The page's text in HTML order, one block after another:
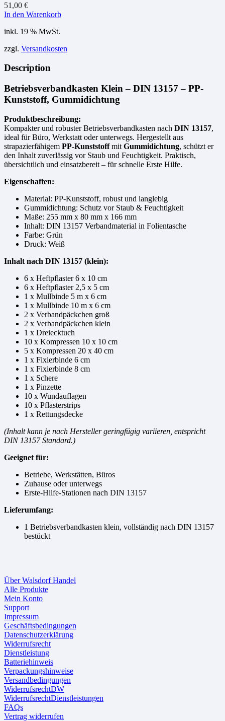
51,00 €
In den Warenkorb
inkl. 19 % MwSt.
zzgl. Versandkosten
Description
Betriebsverbandkasten Klein – DIN 13157 – PP-
Kunststoff, Gummidichtung
Produktbeschreibung:
Kompakter und robuster Betriebsverbandkasten nach DIN 13157,
ideal für Büro, Werkstatt oder unterwegs. Hergestellt aus
strapazierfähigem PP-Kunststoffmit Gummidichtung, schützt er
den Inhalt zuverlässig vor Staub und Feuchtigkeit. Praktisch,
übersichtlich und einsatzbereit – für schnelle Erste Hilfe.
Eigenschaften:
Material: PP-Kunststoff, robust und langlebig
Gummidichtung: Schutz vor Staub & Feuchtigkeit
Maße: 255 mm x 80 mm x 166 mm
Inhalt: DIN 13157 Verbandmaterial in Folientasche
Farbe: Grün
Druck: Weiß
Inhalt nach DIN 13157 (klein):
6 x Heftpflaster 6 x 10 cm
6 x Heftpflaster 2,5 x 5 cm
1 x Mullbinde 5 m x 6 cm
1 x Mullbinde 10 m x 6 cm
2 x Verbandpäckchen groß
2 x Verbandpäckchen klein
1 x Dreiecktuch
10 x Kompressen 10 x 10 cm
5 x Kompressen 20 x 40 cm
1 x Fixierbinde 6 cm
1 x Fixierbinde 8 cm
1 x Schere
1 x Pinzette
10 x Wundauflagen
10 x Pflasterstrips
1 x Rettungsdecke
(Inhalt kann je nach Hersteller geringfügig variieren, entspricht
DIN 13157 Standard.)
Geeignet für:
Betriebe, Werkstätten, Büros
Zuhause oder unterwegs
Erste-Hilfe-Stationen nach DIN 13157
Lieferumfang:
1 Betriebsverbandkasten klein, vollständig nach DIN 13157
bestückt
Über Walsdorf Handel
Alle Produkte
Mein Konto
Support
Impressum
Geschäftsbedingungen
Datenschutzerklärung
Widerrufsrecht
Dienstleistung
Batteriehinweis
Verpackungshinweise
Versandbedingungen
WiderrufsrechtDW
WiderrufsrechtDienstleistungen
FAQs
Vertrag widerrufen